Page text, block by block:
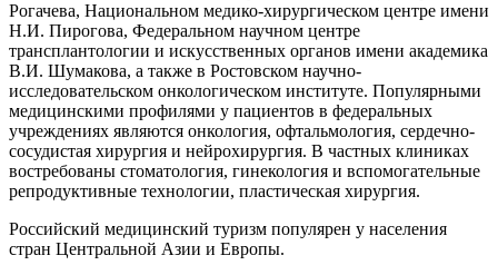
Рогачева, Национальном медико-хирургическом центре имени
Н.И. Пирогова, Федеральном научном центре
трансплантологии и искусственных органов имени академика
В.И. Шумакова, а также в Ростовском научно-
исследовательском онкологическом институте. Популярными
медицинскими профилями у пациентов в федеральных
учреждениях являются онкология, офтальмология, сердечно-
сосудистая хирургия и нейрохирургия. В частных клиниках
востребованы стоматология, гинекология и вспомогательные
репродуктивные технологии, пластическая хирургия.
Российский медицинский туризм популярен у населения
стран Центральной Азии и Европы.